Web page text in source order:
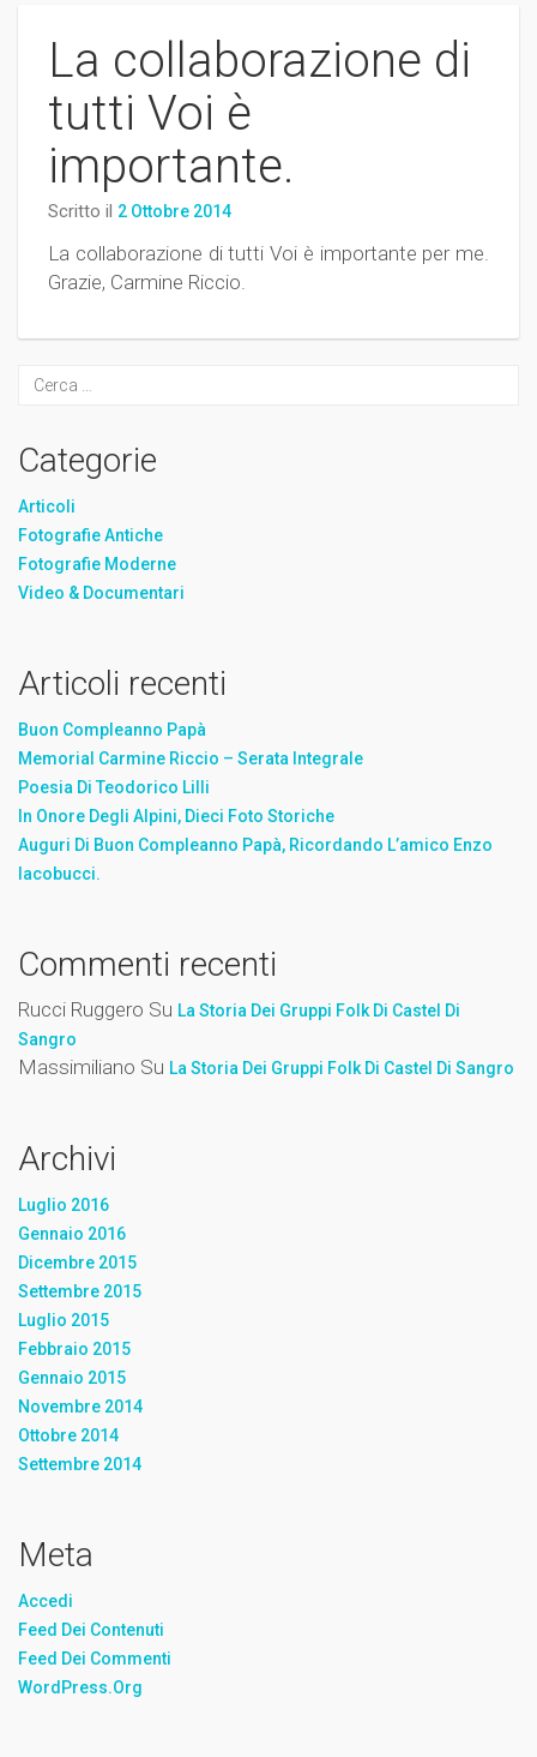
La collaborazione di
tutti Voi è
importante.
Scritto il 2 Ottobre 2014
La collaborazione di tutti Voi è importante per me.
Grazie, Carmine Riccio.
Categorie
Articoli
Fotografie Antiche
Fotografie Moderne
Video & Documentari
Articoli recenti
Buon Compleanno Papà
Memorial Carmine Riccio – Serata Integrale
Poesia Di Teodorico Lilli
In Onore Degli Alpini, Dieci Foto Storiche
Auguri Di Buon Compleanno Papà, Ricordando L’amico Enzo
Iacobucci.
Commenti recenti
Rucci Ruggero Su La Storia Dei Gruppi Folk Di Castel Di
Sangro
Massimiliano Su La Storia Dei Gruppi Folk Di Castel Di Sangro
Archivi
Luglio 2016
Gennaio 2016
Dicembre 2015
Settembre 2015
Luglio 2015
Febbraio 2015
Gennaio 2015
Novembre 2014
Ottobre 2014
Settembre 2014
Meta
Accedi
Feed Dei Contenuti
Feed Dei Commenti
WordPress.org